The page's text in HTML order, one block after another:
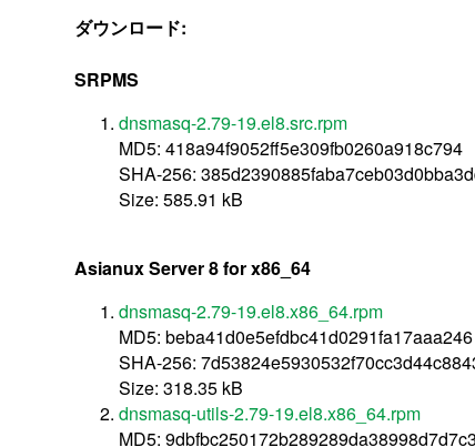
ダウンロード:
SRPMS
dnsmasq-2.79-19.el8.src.rpm
MD5: 418a94f9052ff5e309fb0260a918c794
SHA-256:
Size: 585.91 kB
Asianux Server 8 for x86_64
dnsmasq-2.79-19.el8.x86_64.rpm
MD5: beba41d0e5efdbc41d0291fa17aaa246
SHA-256:
Size: 318.35 kB
dnsmasq-utils-2.79-19.el8.x86_64.rpm
MD5: 9dbfbc250172b289289da38998d7d7c3